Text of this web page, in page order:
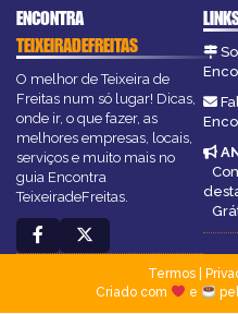
ENCONTRA
TEIXEIRADEFREITAS
O melhor de Teixeira de
Freitas num só lugar! Dicas,
onde ir, o que fazer, as
melhores empresas, locais,
serviços e muito mais no
guia Encontra
TeixeiradeFreitas.
Termos|
Criado com
e